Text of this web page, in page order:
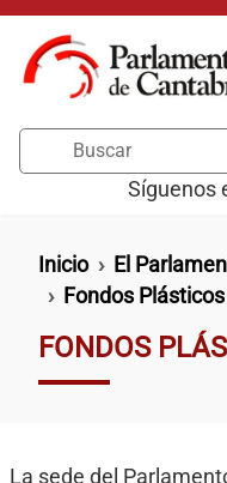
Pasar al contenido
Síguenos
Ruta de
Inicio El
Fondos Plásticos
FONDOS
La sede del